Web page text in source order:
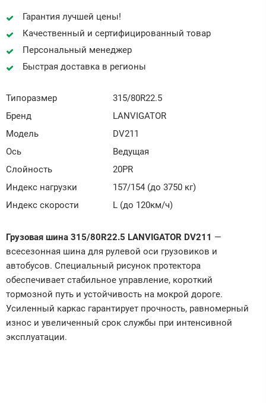
Гарантия лучшей цены!
Качественный и сертифицированный товар
Персональный менеджер
Быстрая доставка в регионы
Типоразмер
315/80R22.5
Бренд
LANVIGATOR
Модель
DV211
Ось
Ведущая
Слойность
20PR
Индекс нагрузки
157/154 (до 3750 кг)
Индекс скорости
L (до 120км/ч)
Грузовая шина 315/80R22.5 LANVIGATOR DV211 —
всесезонная шина для рулевой оси грузовиков и
автобусов. Специальный рисунок протектора
обеспечивает стабильное управление, короткий
тормозной путь и устойчивость на мокрой дороге.
Усиленный каркас гарантирует прочность, равномерный
износ и увеличенный срок службы при интенсивной
эксплуатации.